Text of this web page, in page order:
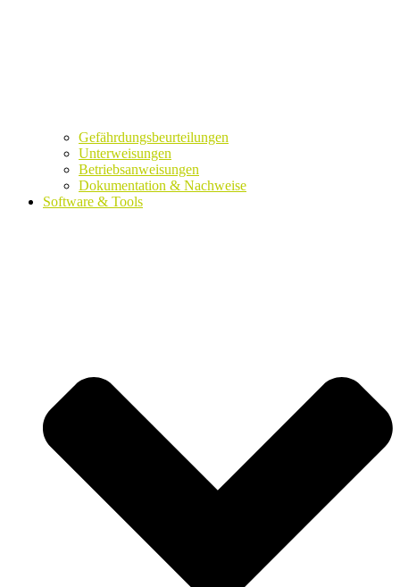
Gefährdungsbeurteilungen
Unterweisungen
Betriebsanweisungen
Dokumentation & Nachweise
Software & Tools